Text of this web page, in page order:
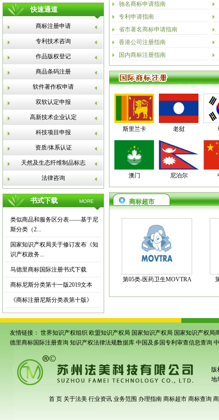
快速通道
商标注册申请
专利技术咨询
作品版权登记
商品条码注册
软件著作权申请
双软认定申报
高新技术企业认定
科技项目申报
资质/体系认证
天然及生态纤维制品标志
法律咨询
书式下载 MORE
类似商品和服务区分表——基于尼
斯分类（2...
国家知识产权局关于修订发布《知
识产权政务...
马德里商标国际注册书式下载
商标尼斯分类第十一版2019文本
《商标注册尼斯分类表第十版》
驰名商标申请指南
专利申请指南
省市著名商标申请指南
香港公司注册指南
国内商标注册指南
斯里兰卡 老挝
澳门 尼泊尔
商标超市
第05类-医药卫生MOVTRA
友情链接： 世界知识产权组织 欧盟知识产权局 国家知识产权局 国家知识产权局
德里商标国际注册查询 知识产权法律法规数据库 中国及多国专利审查信息查询
版
地
首 页 关于法美 行业资讯 业务范围 办理指南 商标超市 商标查询